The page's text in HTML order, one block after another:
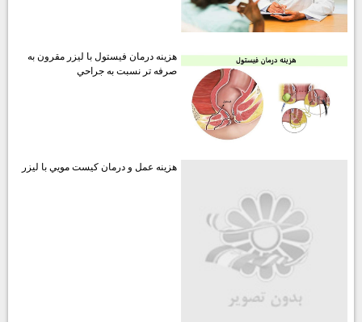
هزينه درمان فيستول با ليزر مقرون به
صرفه تر نسبت به جراحي
هزينه عمل و درمان كيست مويي با ليزر